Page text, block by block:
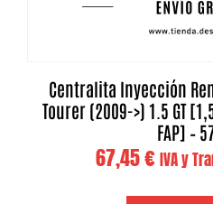
Centralita Inyección
Tourer (2009->) 1.5 GT
FAP] –
67,45€ IVA y